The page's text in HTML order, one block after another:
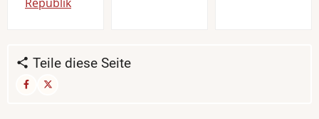
Teile diese Seite